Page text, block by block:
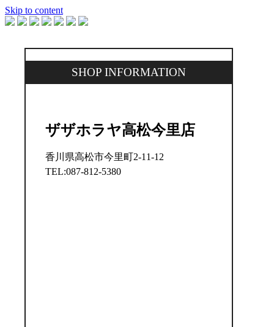
Skip to content
SHOP INFORMATION
ザザホラヤ高松今里店
香川県高松市今里町2-11-12
TEL:087-812-5380